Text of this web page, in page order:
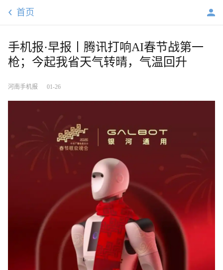
首页
手机报·早报丨腾讯打响AI春节战第一
枪；今起我省天气转晴，气温回升
河南手机报 01-26